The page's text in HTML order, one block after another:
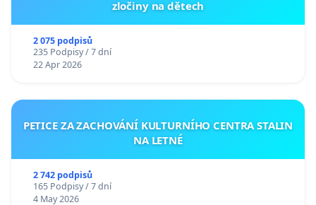
zločiny na dětech
2 075 podpisů
235 Podpisy / 7 dní
22 Apr 2026
PETICE ZA ZACHOVÁNÍ KULTURNÍHO CENTRA STALIN
NA LETNÉ
2 742 podpisů
165 Podpisy / 7 dní
4 May 2026